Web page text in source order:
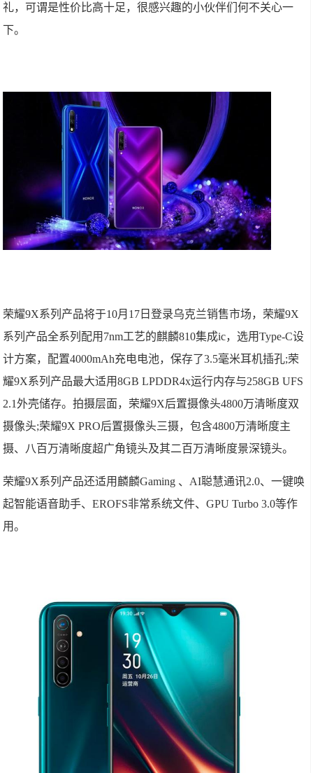
礼，可谓是性价比高十足，很感兴趣的小伙伴们何不关心一
下。
荣耀9X系列产品将于10月17日登录乌克兰销售市场，荣耀9X
系列产品全系列配用7nm工艺的麒麟810集成ic，选用Type-C设
计方案，配置4000mAh充电电池，保存了3.5毫米耳机插孔;荣
耀9X系列产品最大适用8GB LPDDR4x运行内存与258GB UFS
2.1外壳储存。拍摄层面，荣耀9X后置摄像头4800万清晰度双
摄像头;荣耀9X PRO后置摄像头三摄，包含4800万清晰度主
摄、八百万清晰度超广角镜头及其二百万清晰度景深镜头。
荣耀9X系列产品还适用麟麟Gaming 、AI聪慧通讯2.0、一键唤
起智能语音助手、EROFS非常系统文件、GPU Turbo 3.0等作
用。